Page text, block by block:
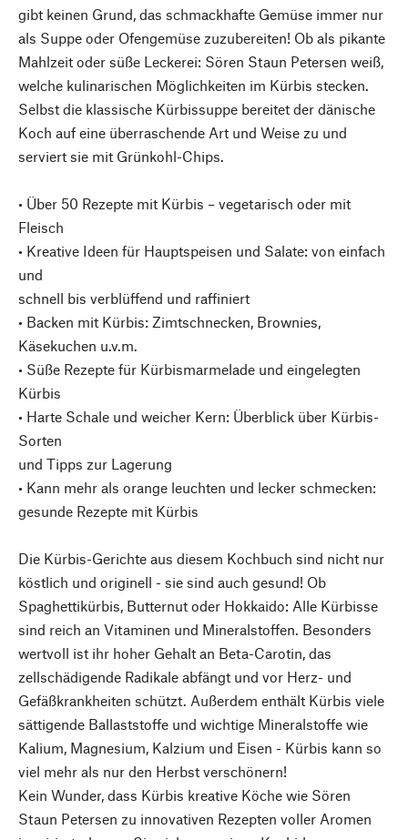
gibt keinen Grund, das schmackhafte Gemüse immer nur
als Suppe oder Ofengemüse zuzubereiten! Ob als pikante
Mahlzeit oder süße Leckerei: Sören Staun Petersen weiß,
welche kulinarischen Möglichkeiten im Kürbis stecken.
Selbst die klassische Kürbissuppe bereitet der dänische
Koch auf eine überraschende Art und Weise zu und
serviert sie mit Grünkohl-Chips.
• Über 50 Rezepte mit Kürbis – vegetarisch oder mit
Fleisch
• Kreative Ideen für Hauptspeisen und Salate: von einfach
und
schnell bis verblüffend und raffiniert
• Backen mit Kürbis: Zimtschnecken, Brownies,
Käsekuchen u.v.m.
• Süße Rezepte für Kürbismarmelade und eingelegten
Kürbis
• Harte Schale und weicher Kern: Überblick über Kürbis-
Sorten
und Tipps zur Lagerung
• Kann mehr als orange leuchten und lecker schmecken:
gesunde Rezepte mit Kürbis
Die Kürbis-Gerichte aus diesem Kochbuch sind nicht nur
köstlich und originell - sie sind auch gesund! Ob
Spaghettikürbis, Butternut oder Hokkaido: Alle Kürbisse
sind reich an Vitaminen und Mineralstoffen. Besonders
wertvoll ist ihr hoher Gehalt an Beta-Carotin, das
zellschädigende Radikale abfängt und vor Herz- und
Gefäßkrankheiten schützt. Außerdem enthält Kürbis viele
sättigende Ballaststoffe und wichtige Mineralstoffe wie
Kalium, Magnesium, Kalzium und Eisen - Kürbis kann so
viel mehr als nur den Herbst verschönern!
Kein Wunder, dass Kürbis kreative Köche wie Sören
Staun Petersen zu innovativen Rezepten voller Aromen